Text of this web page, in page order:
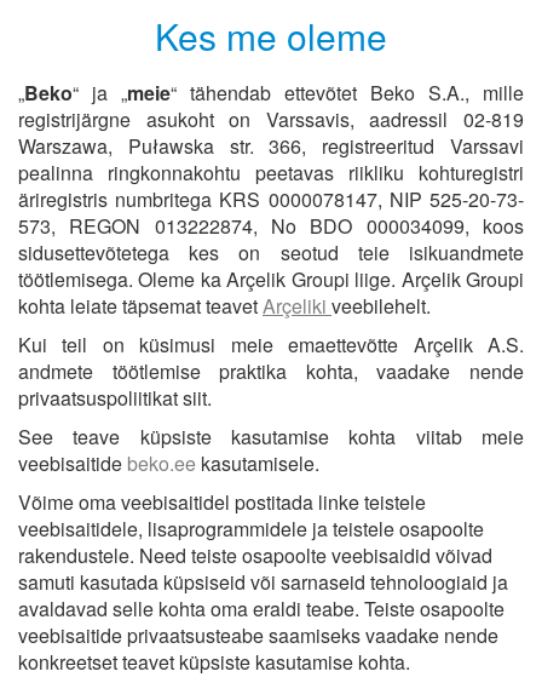
Kes me oleme
„Beko“ ja „meie“ tähendab ettevõtet Beko S.A., mille
registrijärgne asukoht on Varssavis, aadressil 02-819
Warszawa, Puławska str. 366, registreeritud Varssavi
pealinna ringkonnakohtu peetavas riikliku kohturegistri
äriregistris numbritega KRS 0000078147, NIP 525-20-73-
573, REGON 013222874, No BDO 000034099, koos
sidusettevõtetega kes on seotud teie isikuandmete
töötlemisega. Oleme ka Arçelik Groupi liige. Arçelik Groupi
kohta leiate täpsemat teavetArçeliki veebilehelt.
Kui teil on küsimusi meie emaettevõtte Arçelik A.S.
andmete töötlemise praktika kohta, vaadake nende
privaatsuspoliitikat siit.
See teave küpsiste kasutamise kohta viitab meie
veebisaitide beko.ee kasutamisele.
Võime oma veebisaitidel postitada linke teistele
veebisaitidele, lisaprogrammidele ja teistele osapoolte
rakendustele. Need teiste osapoolte veebisaidid võivad
samuti kasutada küpsiseid või sarnaseid tehnoloogiaid ja
avaldavad selle kohta oma eraldi teabe. Teiste osapoolte
veebisaitide privaatsusteabe saamiseks vaadake nende
konkreetset teavet küpsiste kasutamise kohta.